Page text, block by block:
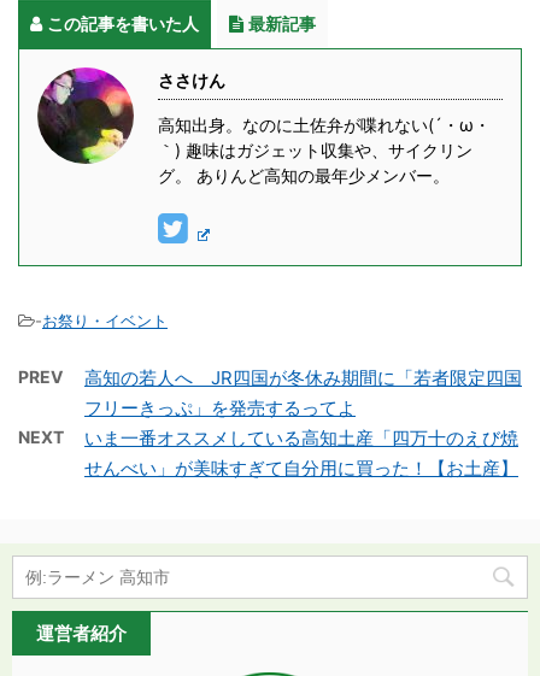
この記事を書いた人 最新記事
ささけん
高知出身。なのに土佐弁が喋れない(´・ω・
｀) 趣味はガジェット収集や、サイクリン
グ。 ありんど高知の最年少メンバー。
-お祭り・イベント
PREV
高知の若人へ JR四国が冬休み期間に「若者限定四国
フリーきっぷ」を発売するってよ
NEXT
いま一番オススメしている高知土産「四万十のえび焼
せんべい」が美味すぎて自分用に買った！【お土産】
運営者紹介